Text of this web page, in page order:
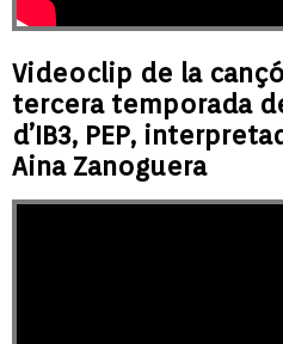
Videoclip de la
tercera temporada
d’IB3, PEP,
Aina Zanoguera